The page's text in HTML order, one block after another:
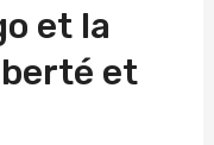
et la
et